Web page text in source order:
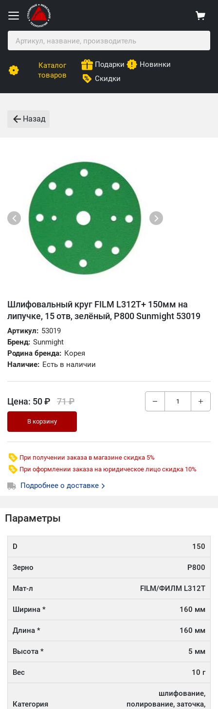
Каталог
товаров
Подарки
Новинки
Скидки
Назад
Шлифовальный круг FILM L312T+ 150мм на
липучке, 15 отв, зелёный, Р800 Sunmight 53019
Артикул: 53019
Бренд: Sunmight
Родина бренда: Корея
Наличие: Есть в наличии
Цена: 50 ₽ 71 ₽
В корзину
При получении заказа в магазине скидка 5%
При оформлении заказа на юридическое лицо скидка 10%
Подробнее о доставке
Параметры
D 150
Зерно P800
Мат-л FILM/ФИЛМ L312T
Ширина * 160 мм
Длина * 160 мм
Высота * 5 мм
Вес 10 г
Категория
шлифование,
полирование, заточка,